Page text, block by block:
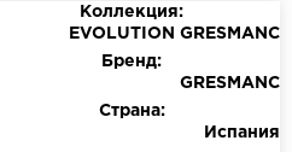
Коллекция:
EVOLUTION GRESMANC
Бренд:
GRESMANC
Страна:
Испания